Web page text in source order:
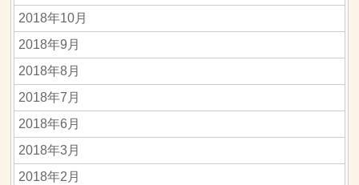
2018年10月
2018年9月
2018年8月
2018年7月
2018年6月
2018年3月
2018年2月